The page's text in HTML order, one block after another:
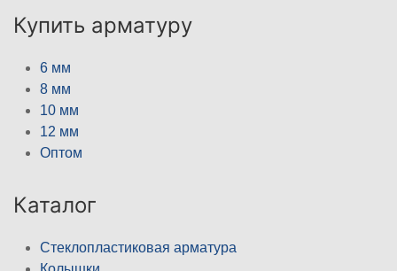
Купить арматуру
6 мм
8 мм
10 мм
12 мм
Оптом
Каталог
Стеклопластиковая арматура